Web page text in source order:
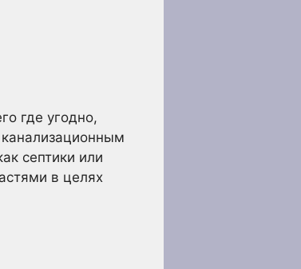
где угодно,
септики или
в целях